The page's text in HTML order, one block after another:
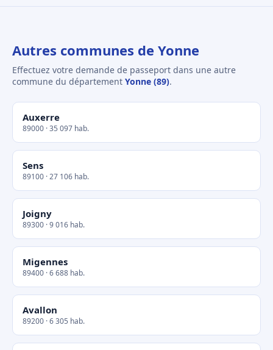
Autres communes de Yonne
Effectuez votre demande de passeport dans une autre
commune du département Yonne (89).
Auxerre
89000 · 35 097 hab.
Sens
89100 · 27 106 hab.
Joigny
89300 · 9 016 hab.
Migennes
89400 · 6 688 hab.
Avallon
89200 · 6 305 hab.